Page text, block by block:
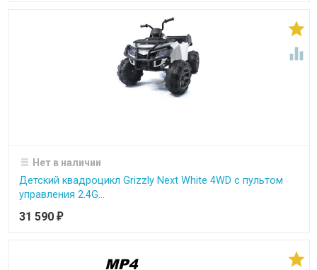


Нет в наличии
Детский квадроцикл Grizzly Next White 4WD с пультом
управления 2.4G...
31 590 ₽
